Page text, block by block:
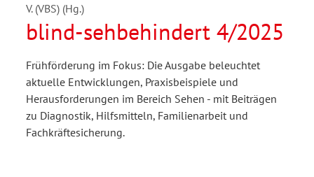
V. (VBS) (Hg.)
blind-sehbehindert 4/2025
Frühförderung im Fokus: Die Ausgabe beleuchtet
aktuelle Entwicklungen, Praxisbeispiele und
Herausforderungen im Bereich Sehen - mit Beiträgen
zu Diagnostik, Hilfsmitteln, Familienarbeit und
Fachkräftesicherung.